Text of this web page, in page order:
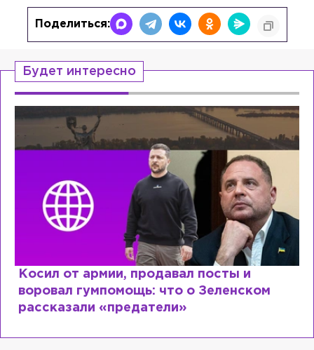
Поделиться:
Будет интересно
Рыдает из-за мужа, но опять флиртует с
Лазаревым: как Лера Кудрявцева
сходит с ума